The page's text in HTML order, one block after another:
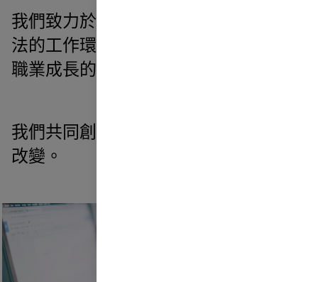
我們致力於打造一個欣賞你並歡迎你想
法的工作環境。我們提供支持你個人與
職業成長的發展機會。
我們共同創造我們希望在世界上看到的
改變。